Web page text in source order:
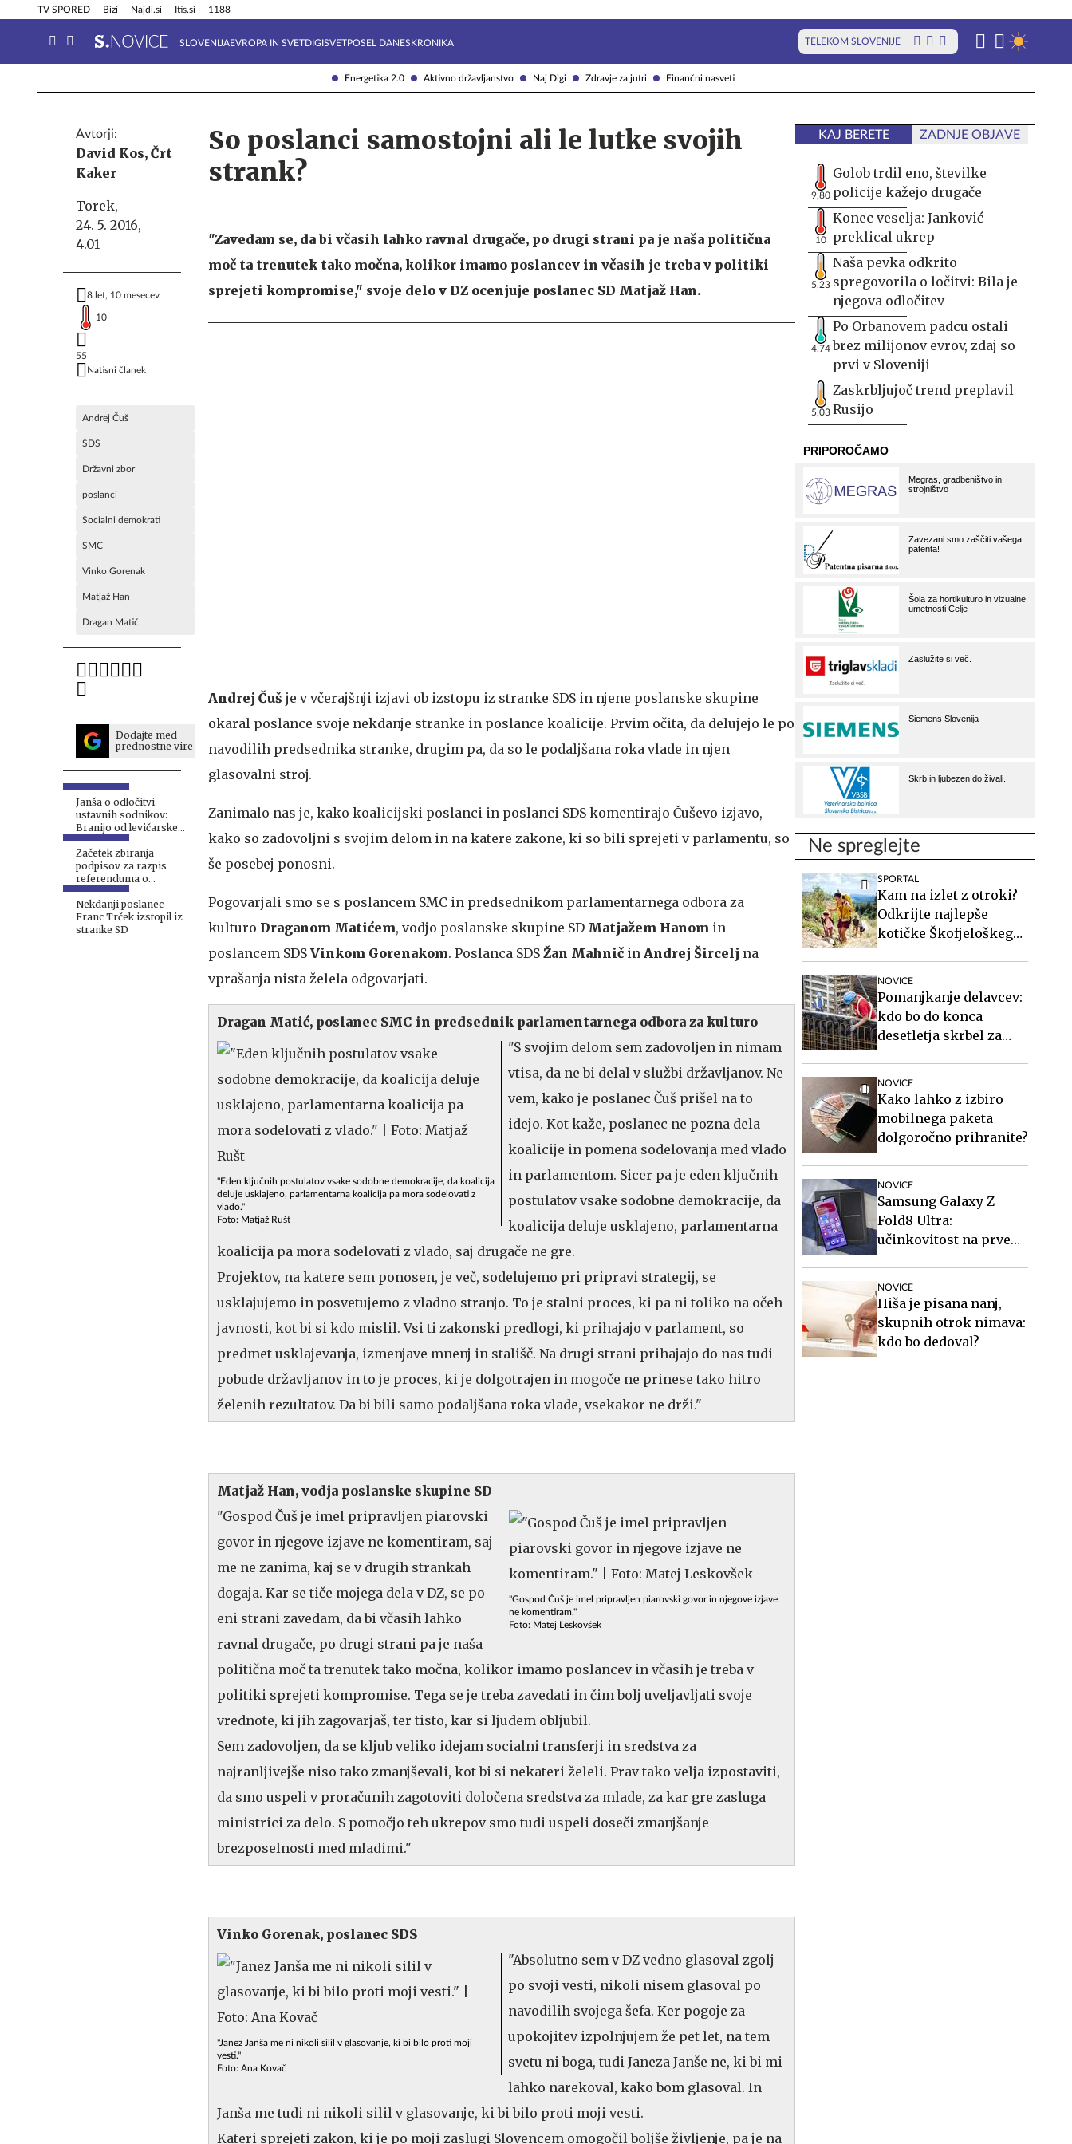
Energetika 2.0 Aktivno državljanstvo Naj Digi Zdravje za jutri Finančni nasveti
TV SPORED Bizi Najdi.si Itis.si 1188
SLOVENIJAEVROPA IN SVETDIGISVETPOSEL DANESKRONIKA TELEKOM SLOVENIJE
Info in obvestila Tehnik
Avtorji:
David Kos, Črt
Kaker
Torek,
24. 5. 2016,
4.01
8 let, 10 mesecev
10
55
Natisni članek
Andrej Čuš
SDS
Državni zbor
poslanci
Socialni demokrati
SMC
Vinko Gorenak
Matjaž Han
Dragan Matić
Dodajte med
prednostne vire
Janša o odločitvi
ustavnih sodnikov:
Branijo od levičarske
politike škodljivo stanje
Začetek zbiranja
podpisov za razpis
referenduma o
interventnem zakonu 1.
septembra
Nekdanji poslanec
Franc Trček izstopil iz
stranke SD
So poslanci samostojni ali le lutke svojih
strank?
"Zavedam se, da bi včasih lahko ravnal drugače, po drugi strani pa je naša politična
moč ta trenutek tako močna, kolikor imamo poslancev in včasih je treba v politiki
sprejeti kompromise," svoje delo v DZ ocenjuje poslanec SD Matjaž Han.
Andrej Čuš je v včerajšnji izjavi ob izstopu iz stranke SDS in njene poslanske skupine
okaral poslance svoje nekdanje stranke in poslance koalicije. Prvim očita, da delujejo le po
navodilih predsednika stranke, drugim pa, da so le podaljšana roka vlade in njen
glasovalni stroj.
Zanimalo nas je, kako koalicijski poslanci in poslanci SDS komentirajo Čuševo izjavo,
kako so zadovoljni s svojim delom in na katere zakone, ki so bili sprejeti v parlamentu, so
še posebej ponosni.
Pogovarjali smo se s poslancem SMC in predsednikom parlamentarnega odbora za
kulturo Draganom Matićem, vodjo poslanske skupine SD Matjažem Hanom in
poslancem SDS Vinkom Gorenakom. Poslanca SDS Žan Mahnič in Andrej Šircelj na
vprašanja nista želela odgovarjati.
Dragan Matić, poslanec SMC in predsednik parlamentarnega odbora za kulturo
"Eden ključnih postulatov vsake sodobne demokracije, da koalicija
deluje usklajeno, parlamentarna koalicija pa mora sodelovati z
vlado."
Foto: Matjaž Rušt
"S svojim delom sem zadovoljen in nimam
vtisa, da ne bi delal v službi državljanov. Ne
vem, kako je poslanec Čuš prišel na to
idejo. Kot kaže, poslanec ne pozna dela
koalicije in pomena sodelovanja med vlado
in parlamentom. Sicer pa je eden ključnih
postulatov vsake sodobne demokracije, da
koalicija deluje usklajeno, parlamentarna
koalicija pa mora sodelovati z vlado, saj drugače ne gre.
Projektov, na katere sem ponosen, je več, sodelujemo pri pripravi strategij, se
usklajujemo in posvetujemo z vladno stranjo. To je stalni proces, ki pa ni toliko na očeh
javnosti, kot bi si kdo mislil. Vsi ti zakonski predlogi, ki prihajajo v parlament, so
predmet usklajevanja, izmenjave mnenj in stališč. Na drugi strani prihajajo do nas tudi
pobude državljanov in to je proces, ki je dolgotrajen in mogoče ne prinese tako hitro
želenih rezultatov. Da bi bili samo podaljšana roka vlade, vsekakor ne drži."
Matjaž Han, vodja poslanske skupine SD
"Gospod Čuš je imel pripravljen piarovski govor in njegove izjave
ne komentiram."
Foto: Matej Leskovšek
"Gospod Čuš je imel pripravljen piarovski
govor in njegove izjave ne komentiram, saj
me ne zanima, kaj se v drugih strankah
dogaja. Kar se tiče mojega dela v DZ, se po
eni strani zavedam, da bi včasih lahko
ravnal drugače, po drugi strani pa je naša
politična moč ta trenutek tako močna, kolikor imamo poslancev in včasih je treba v
politiki sprejeti kompromise. Tega se je treba zavedati in čim bolj uveljavljati svoje
vrednote, ki jih zagovarjaš, ter tisto, kar si ljudem obljubil.
Sem zadovoljen, da se kljub veliko idejam socialni transferji in sredstva za
najranljivejše niso tako zmanjševali, kot bi si nekateri želeli. Prav tako velja izpostaviti,
da smo uspeli v proračunih zagotoviti določena sredstva za mlade, za kar gre zasluga
ministrici za delo. S pomočjo teh ukrepov smo tudi uspeli doseči zmanjšanje
brezposelnosti med mladimi."
Vinko Gorenak, poslanec SDS
"Janez Janša me ni nikoli silil v glasovanje, ki bi bilo proti moji
vesti."
Foto: Ana Kovač
"Absolutno sem v DZ vedno glasoval zgolj
po svoji vesti, nikoli nisem glasoval po
navodilih svojega šefa. Ker pogoje za
upokojitev izpolnjujem že pet let, na tem
svetu ni boga, tudi Janeza Janše ne, ki bi mi
lahko narekoval, kako bom glasoval. In
Janša me tudi ni nikoli silil v glasovanje, ki bi bilo proti moji vesti.
Kateri sprejeti zakon, ki je po moji zaslugi Slovencem omogočil boljše življenje, pa je na
KAJ BERETE ZADNJE OBJAVE
9,80
Golob trdil eno, številke
policije kažejo drugače
10
Konec veselja: Janković
preklical ukrep
5,23
Naša pevka odkrito
spregovorila o ločitvi: Bila je
njegova odločitev
4,74
Po Orbanovem padcu ostali
brez milijonov evrov, zdaj so
prvi v Sloveniji
5,03
Zaskrbljujoč trend preplavil
Rusijo
Ne spreglejte
SPORTAL
Kam na izlet z otroki?
Odkrijte najlepše
kotičke Škofjeloškega
NOVICE
Pomanjkanje delavcev:
kdo bo do konca
desetletja skrbel za
avtobuse?
NOVICE
Kako lahko z izbiro
mobilnega paketa
dolgoročno prihranite?
NOVICE
Samsung Galaxy Z
Fold8 Ultra:
učinkovitost na prvem
NOVICE
Hiša je pisana nanj,
skupnih otrok nimava:
kdo bo dedoval?